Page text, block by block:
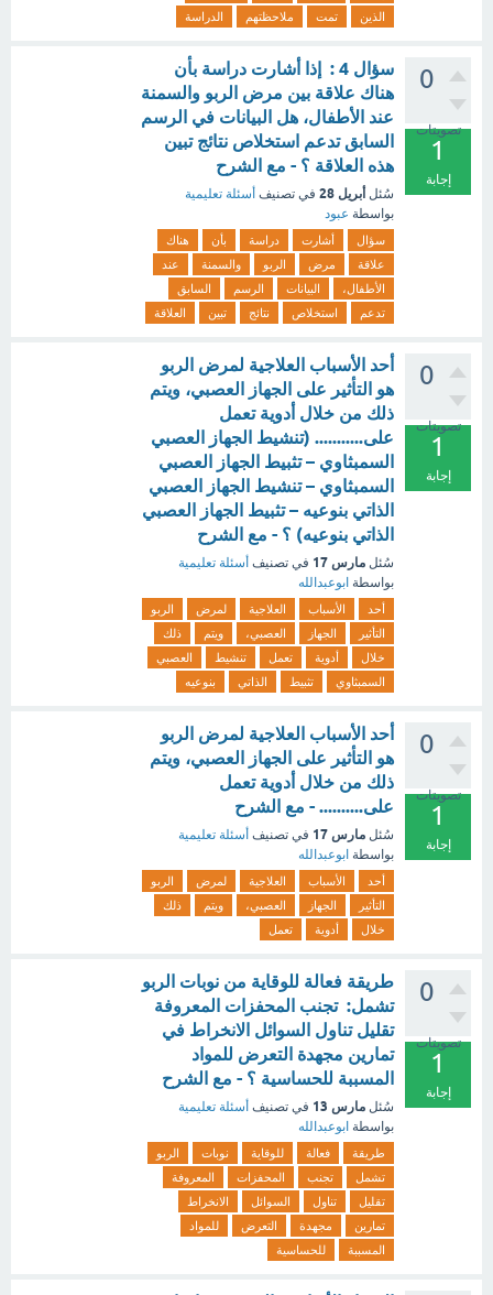
الذين
تمت ملاحظتهم الدراسة
0
تصويتات
1
إجابة
سؤال 4 : إذا أشارت دراسة بأن
هناك علاقة بين مرض الربو والسمنة
عند الأطفال، هل البيانات في الرسم
السابق تدعم استخلاص نتائج تبين
هذه العلاقة ؟ - مع الشرح
سُئل أبريل 28 في تصنيف أسئلة تعليمية
بواسطة عبود
سؤال أشارت دراسة بأن
هناك
علاقة
مرض الربو والسمنة
عند
الأطفال،
البيانات الرسم
السابق
تدعم
استخلاص نتائج تبين العلاقة
0
تصويتات
1
إجابة
أحد الأسباب العلاجية لمرض الربو
هو التأثير على الجهاز العصبي، ويتم
ذلك من خلال أدوية تعمل
على........... (تنشيط الجهاز العصبي
السمبثاوي – تثبيط الجهاز العصبي
السمبثاوي – تنشيط الجهاز العصبي
الذاتي بنوعيه – تثبيط الجهاز العصبي
الذاتي بنوعيه) ؟ - مع الشرح
سُئل مارس 17 في تصنيف أسئلة تعليمية
بواسطة ابوعبدالله
أحد الأسباب العلاجية لمرض
الربو
التأثير
الجهاز العصبي، ويتم
ذلك
خلال
أدوية تعمل تنشيط
العصبي
السمبثاوي
تثبيط الذاتي بنوعيه
0
تصويتات
1
إجابة
أحد الأسباب العلاجية لمرض الربو
هو التأثير على الجهاز العصبي، ويتم
ذلك من خلال أدوية تعمل
على.......... - مع الشرح
سُئل مارس 17 في تصنيف أسئلة تعليمية
بواسطة ابوعبدالله
أحد الأسباب العلاجية لمرض
الربو
التأثير
الجهاز العصبي، ويتم
ذلك
خلال
أدوية تعمل
0
تصويتات
1
إجابة
طريقة فعالة للوقاية من نوبات الربو
تشمل: تجنب المحفزات المعروفة
تقليل تناول السوائل الانخراط في
تمارين مجهدة التعرض للمواد
المسببة للحساسية ؟ - مع الشرح
سُئل مارس 13 في تصنيف أسئلة تعليمية
بواسطة ابوعبدالله
طريقة فعالة للوقاية نوبات
الربو
تشمل
تجنب المحفزات
المعروفة
تقليل
تناول السوائل
الانخراط
تمارين
مجهدة التعرض
للمواد
المسببة
للحساسية